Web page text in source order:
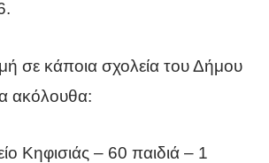
σε κάποια σχολεία του Δήμου
ακόλουθα:
Κηφισιάς – 60 παιδιά – 1